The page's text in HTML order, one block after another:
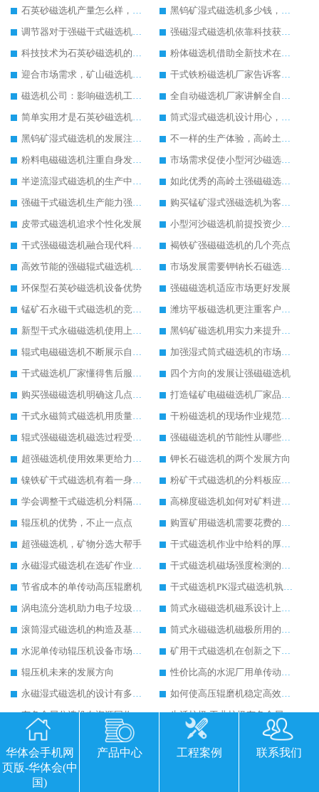
石英砂磁选机产量怎么样，效果怎么样
黑钨矿湿式磁选机多少钱，生产厂家推荐
调节器对于强磁干式磁选机的重要性
强磁湿式磁选机依靠科技获得新发展
科技技术为石英砂磁选机的发展提供技术支持
粉体磁选机借助全新技术在市场中稳定发展
迎合市场需求，矿山磁选机才有更大发展空间
干式铁粉磁选机厂家告诉客户干式铁粉磁选机应该这样保养
磁选机公司：影响磁选机工作效率的因素
全自动磁选机厂家讲解全自动磁选机的工作
简单实用才是石英砂磁选机发展的核心
筒式湿式磁选机设计用心，果断买入
黑钨矿湿式磁选机的发展注重自身服务
不一样的生产体验，高岭土磁选机
粉料电磁磁选机注重自身发展追求好品质
市场需求促使小型河沙磁选机更好发展
半逆流湿式磁选机的生产中重点抓创新
如此优秀的高岭土强磁磁选机您确定不购买吗
强磁干式磁选机生产能力强留住更多客户
购买锰矿湿式强磁选机为客户带来效益
皮带式磁选机追求个性化发展
小型河沙磁选机前提投资少收益快
干式强磁磁选机融合现代科技生产技术
褐铁矿强磁磁选机的几个亮点
高效节能的强磁辊式磁选机生产更环保
市场发展需要钾钠长石磁选机的配合
环保型石英砂磁选机设备优势
强磁磁选机适应市场更好发展
锰矿石永磁干式磁选机的竞争在实力的对决上
潍坊平板磁选机更注重客户体验
新型干式永磁磁选机使用上的优势
黑钨矿磁选机用实力来提升自己能力
辊式电磁磁选机不断展示自己的生产特色
加强湿式筒式磁选机的市场发展能力
干式磁选机厂家懂得售后服务的重要性
四个方向的发展让强磁磁选机
购买强磁磁选机明确这几点才好出手
打造锰矿电磁磁选机厂家品牌影响力
干式永磁筒式磁选机用质量推动市场发展
干粉磁选机的现场作业规范应明确
辊式强磁磁选机磁选过程受哪三点关键因素的影响
强磁磁选机的节能性从哪些方面实现
超强磁选机使用效果更给力操作更简单
钾长石磁选机的两个发展方向
镍铁矿干式磁选机有着一身过硬的本事
粉矿干式磁选机的分料板应该这样安装
学会调整干式磁选机分料隔板对保证干选效果意义重大
高梯度磁选机如何对矿料进行有效的分选
辊压机的优势，不止一点点
购置矿用磁选机需要花费的成本高不高
超强磁选机，矿物分选大帮手
干式磁选机作业中给料的厚度如何控制到位
永磁湿式磁选机在选矿作业中能胜任哪些工作
干式磁选机磁场强度检测的四个关键点说明
节省成本的单传动高压辊磨机
干式磁选机PK湿式磁选机孰强孰弱
涡电流分选机助力电子垃圾回收
筒式永磁磁选机磁系设计上有哪些特别之处
滚筒湿式磁选机的构造及基本选矿流程详解
筒式永磁磁选机磁极所用的材料及性能要求
水泥单传动辊压机设备市场地位与日俱增
矿用干式磁选机在创新之下提升实力
辊压机未来的发展方向
性价比高的水泥厂用单传动辊压机
永磁湿式磁选机的设计有多出彩
如何使高压辊磨机稳定高效率工作
有色金属分选机在资源回收行业应用广泛
生活垃圾,工业垃圾有色金属分选机设备
高压辊磨机如何实现节能降耗生产
浆料除铁器哪家好
干粉除铁器引领环保除铁新趋势
浆料磁选机发展新方向
华体会手机网
页版-华体会(中
国)
产品中心 工程案例 联系我们